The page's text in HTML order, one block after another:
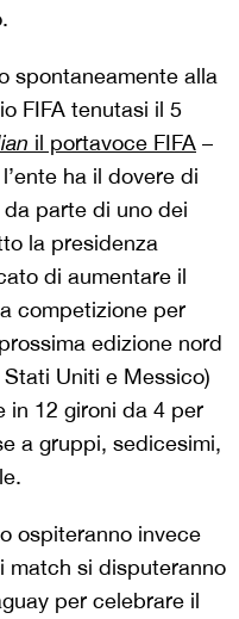
spontaneamente alla
FIFA tenutasi il 5
il portavoce FIFA –
ha il dovere di
parte di uno dei
la presidenza
di aumentare il
competizione per
edizione nord
Uniti e Messico)
in 12 gironi da 4 per
a gruppi, sedicesimi,
ospiteranno invece
match si disputeranno
per celebrare il